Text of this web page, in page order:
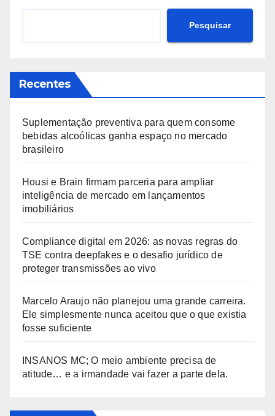
Pesquisar
Recentes
Suplementação preventiva para quem consome
bebidas alcoólicas ganha espaço no mercado
brasileiro
Housi e Brain firmam parceria para ampliar
inteligência de mercado em lançamentos
imobiliários
Compliance digital em 2026: as novas regras do
TSE contra deepfakes e o desafio jurídico de
proteger transmissões ao vivo
Marcelo Araujo não planejou uma grande carreira.
Ele simplesmente nunca aceitou que o que existia
fosse suficiente
INSANOS MC; O meio ambiente precisa de
atitude… e a irmandade vai fazer a parte dela.